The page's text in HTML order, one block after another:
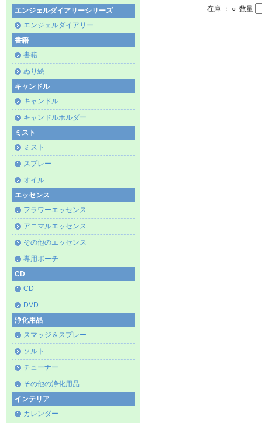
エンジェルダイアリーシリーズ
エンジェルダイアリー
書籍
書籍
ぬり絵
キャンドル
キャンドル
キャンドルホルダー
ミスト
ミスト
スプレー
オイル
エッセンス
フラワーエッセンス
アニマルエッセンス
その他のエッセンス
専用ポーチ
CD
CD
DVD
浄化用品
スマッジ＆スプレー
ソルト
チューナー
その他の浄化用品
インテリア
カレンダー
在庫 ： ○ 数量